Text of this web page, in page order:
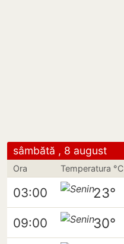
sâmbătă , 8 august
Ora Temperatura °C
03:00 23°
09:00 30°